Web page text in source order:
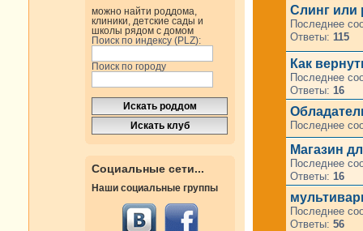
можно найти роддома,
клиники, детские сады и
школы рядом с домом
Поиск по индексу (PLZ):
Поиск по городу
Социальные сети...
Наши социальные группы
Слинг или
Последнее
Ответы: 115
Как
Последнее
Ответы: 16
Последнее
Магазин
Последнее
Ответы: 16
Последнее
Ответы: 56